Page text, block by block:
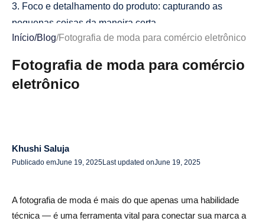
3. Foco e detalhamento do produto: capturando as
pequenas coisas da maneira certa
Ferramentas essenciais para fotografia de moda
Estilos de fotografia de moda para comércio eletrônico
Fotografias de estilo de vida
Início/Blog/Fotografia de moda para comércio eletrônico
Fotografia de moda para comércio
eletrônico
Khushi Saluja
Publicado emJune 19, 2025Last updated onJune 19, 2025
A fotografia de moda é mais do que apenas uma habilidade
técnica — é uma ferramenta vital para conectar sua marca a